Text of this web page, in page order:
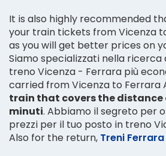
It is also highly recommended
your train tickets from Vicenza
as you will get better prices on
Siamo specializzati nella
treno Vicenza - Ferrara più
carried from Vicenza to Ferrara
train that covers the distance
minuti. Abbiamo il segreto per
prezzi per il tuo posto in treno
Also for the return, Treni